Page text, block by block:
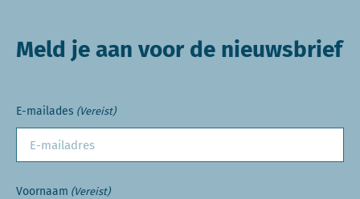
Meld je aan voor de nieuwsbrief
E-mailades (Vereist)
Voornaam (Vereist)